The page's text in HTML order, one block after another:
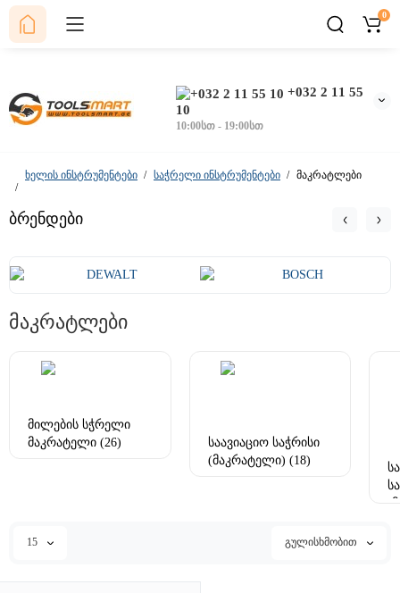
+032 2 11 55
10
10:00სთ - 19:00სთ
0
ხელის ინსტრუმენტები საჭრელი ინსტრუმენტები მაკრატლები
ბრენდები
მაკრატლები
მილების სჭრელი
მაკრატელი (26)
საავიაციო საჭრისი
(მაკრატელი) (18)
15 გულისხმობით